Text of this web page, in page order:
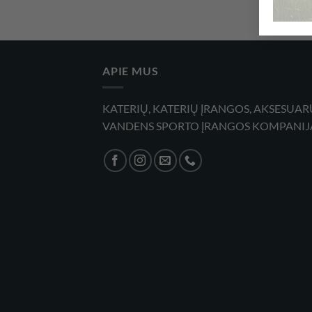
APIE MUS
KATERIŲ, KATERIŲ ĮRANGOS,
VANDENS SPORTO ĮRANGOS